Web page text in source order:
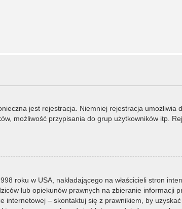
jest rejestracja. Niemniej rejestracja umożliwia
możliwość przypisania do grup użytkowników itp.
roku w USA, nakładającego na właścicieli stron
lub opiekunów prawnych na zbieranie informacji
– skontaktuj się z prawnikiem, by